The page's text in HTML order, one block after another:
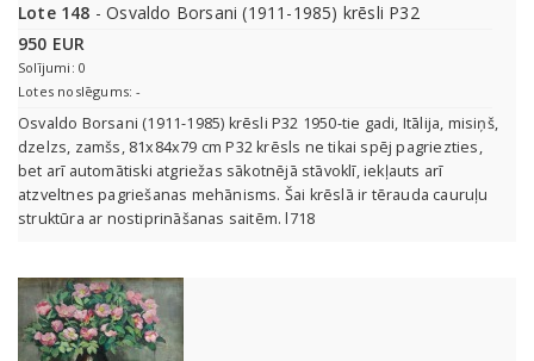
Lote 148 - Osvaldo Borsani (1911-1985) krēsli P32
950 EUR
Solījumi: 0
Lotes noslēgums: -
Osvaldo Borsani (1911-1985) krēsli P32 1950-tie gadi, Itālija, misiņš,
dzelzs, zamšs, 81x84x79 cm P32 krēsls ne tikai spēj pagriezties,
bet arī automātiski atgriežas sākotnējā stāvoklī, iekļauts arī
atzveltnes pagriešanas mehānisms. Šai krēslā ir tērauda cauruļu
struktūra ar nostiprināšanas saitēm. l718